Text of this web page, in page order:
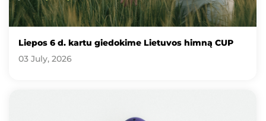
Liepos 6 d. kartu giedokime Lietuvos himną CUP
03 July, 2026